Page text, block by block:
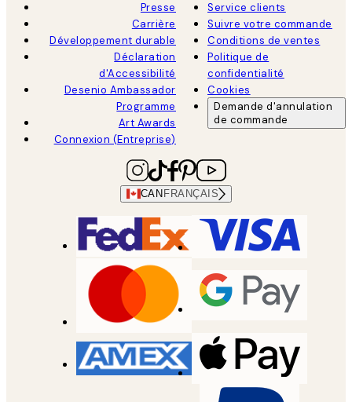
Presse
Carrière
Développement durable
Déclaration
d'Accessibilité
Desenio Ambassador
Programme
Art Awards
Connexion (Entreprise)
Service clients
Suivre votre commande
Conditions de ventes
Politique de
confidentialité
Cookies
Demande d'annulation
de commande
CAN FRANÇAIS